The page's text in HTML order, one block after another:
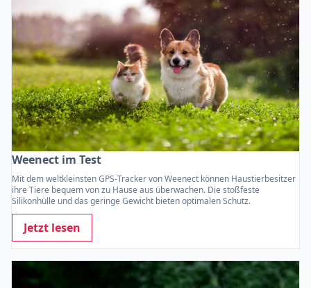
Weenect im Test
Mit dem weltkleinsten GPS-Tracker von Weenect können Haustierbesitzer
ihre Tiere bequem von zu Hause aus überwachen. Die stoßfeste
Silikonhülle und das geringe Gewicht bieten optimalen Schutz.
Jetzt lesen